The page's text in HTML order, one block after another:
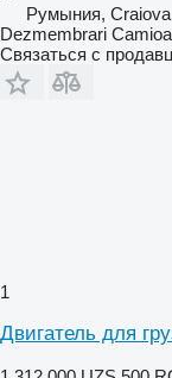
Румыния, Craiova
Dezmembrari
Связаться с
1
Двигатель для